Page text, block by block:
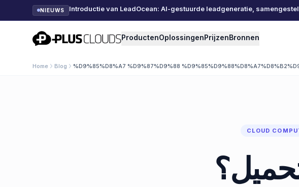
NIEUWS Introductie van LeadOcean: AI-gestuurde leadgeneratie,
PlusClouds ProductenOplossingenPrijzenBronnen
Home Blog %D9%85%D8%A7 %D9%87%D9%88
CLOUD